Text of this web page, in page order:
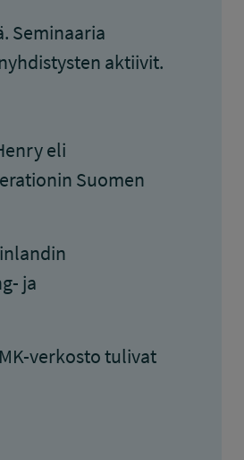
Seminaaria
aktiivit.
eli
Suomen
ja
verkosto tulivat